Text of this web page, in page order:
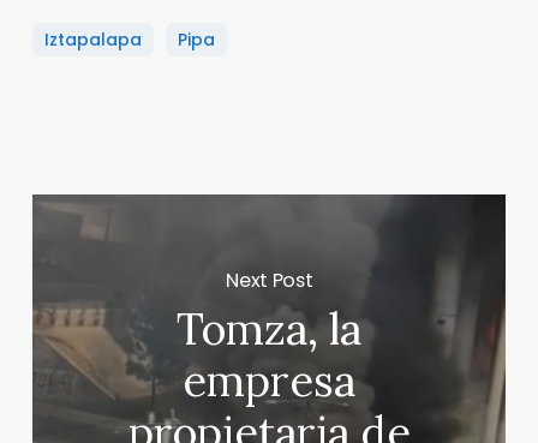
Iztapalapa Pipa
Next Post
Tomza, la
empresa